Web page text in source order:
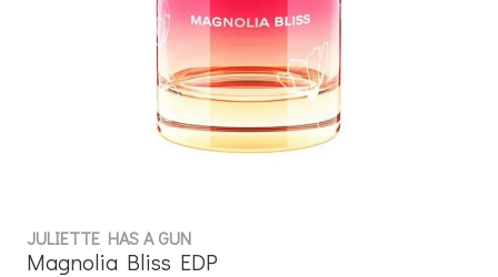
JULIETTE HAS A GUN
Magnolia Bliss EDP